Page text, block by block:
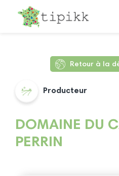
Retour à la
Producteur
DOMAINE DU
PERRIN